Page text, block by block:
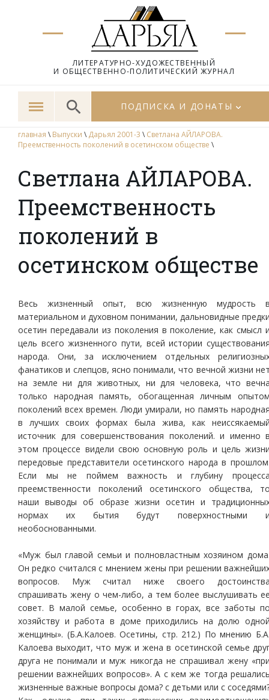
ЛИТЕРАТУРНО-ХУДОЖЕСТВЕННЫЙ
И ОБЩЕСТВЕННО-ПОЛИТИЧЕСКИЙ ЖУРНАЛ
ПОДПИСКА И ДОНАТЫ
главная \ Выпуски \ Дарьял 2001-3 \ Светлана АЙЛАРОВА.
Преемственность поколений в осетинском обществе \
Светлана АЙЛАРОВА.
Преемственность
поколений в
осетинском обществе
Весь жизненный опыт, всю жизненную мудрость
материальном и духовном понимании, дальновидные
осетин передавали из поколения в поколение, как смысл
цель всего жизненного пути, всей истории
народа. Они, за исключением отдельных
фанатиков и слепцов, ясно понимали, что вечной жизни
на земле ни для животных, ни для человека, что
только народная память, обогащенная личным
поколений всех времен. Люди умирали, но память
в лучших своих формах была жива, как
источник для совершенствования поколений. и именно
этом процессе видели свою основную роль и цель
передовые представители осетинского народа в
Если мы не поймем важность и глубину
преемственности поколений осетинского общества,
наши выводы об образе жизни осетин и
нормах их бытия будут поверхностными
необоснованными.
«Муж был главой семьи и полновластным хозяином
Он редко считался с мнением жены при решении
вопросов. Муж считал ниже своего
спрашивать жену о чем-либо, а тем более выслушивать
совет. В малой семье, особенно в горах, все заботы
хозяйству и работа в доме приходились на долю
женщины». (Б.А.Калоев. Осетины, стр. 212.) По мнению
Калоева выходит, что муж и жена в осетинской семье
друга не понимали и муж никогда не спрашивал жену
решении важнейших вопросов». А с кем же тогда
жизненные важные вопросы дома? с детьми или с